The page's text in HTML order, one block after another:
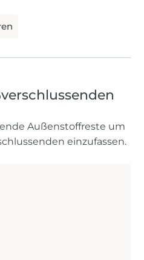
Außenstoffreste um
einzufassen.